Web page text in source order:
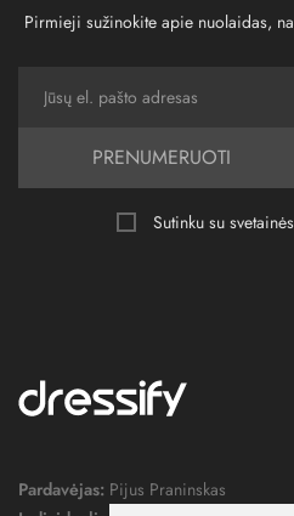
Pirmieji sužinokite apie nuolaidas,
PRENUMERUOTI
Sutinku su svetainės
Pardavėjas: Pijus Praninskas